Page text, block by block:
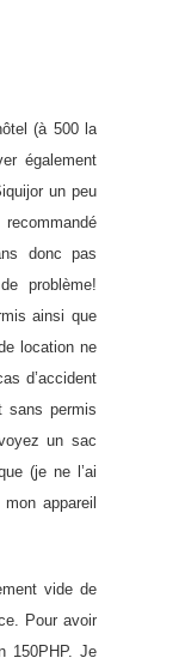
(à 500 la
également
un peu
donc pas
problème!
ainsi que
location ne
d’accident
sans permis
un sac
(je ne l’ai
appareil
vide de
Pour avoir
150PHP. Je